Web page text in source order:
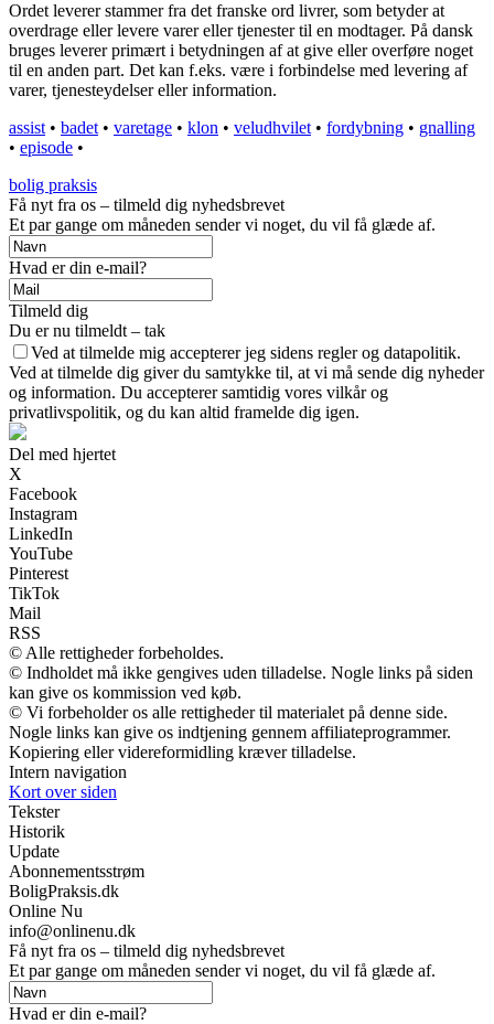
Ordet leverer stammer fra det franske ord livrer, som betyder at
overdrage eller levere varer eller tjenester til en modtager. På dansk
bruges leverer primært i betydningen af at give eller overføre noget
til en anden part. Det kan f.eks. være i forbindelse med levering af
varer, tjenesteydelser eller information.
assist • badet • varetage • klon • veludhvilet • fordybning • gnalling
• episode •
bolig praksis
Få nyt fra os – tilmeld dig nyhedsbrevet
Et par gange om måneden sender vi noget, du vil få glæde af.
Hvad er din e-mail?
Tilmeld dig
Du er nu tilmeldt – tak
Ved at tilmelde mig accepterer jeg sidens regler og datapolitik.
Ved at tilmelde dig giver du samtykke til, at vi må sende dig nyheder
og information. Du accepterer samtidig vores vilkår og
privatlivspolitik, og du kan altid framelde dig igen.
Del med hjertet
X
Facebook
Instagram
LinkedIn
YouTube
Pinterest
TikTok
Mail
RSS
© Alle rettigheder forbeholdes.
© Indholdet må ikke gengives uden tilladelse. Nogle links på siden
kan give os kommission ved køb.
© Vi forbeholder os alle rettigheder til materialet på denne side.
Nogle links kan give os indtjening gennem affiliateprogrammer.
Kopiering eller videreformidling kræver tilladelse.
Intern navigation
Kort over siden
Tekster
Historik
Update
Abonnementsstrøm
BoligPraksis.dk
Online Nu
info@onlinenu.dk
Få nyt fra os – tilmeld dig nyhedsbrevet
Et par gange om måneden sender vi noget, du vil få glæde af.
Hvad er din e-mail?